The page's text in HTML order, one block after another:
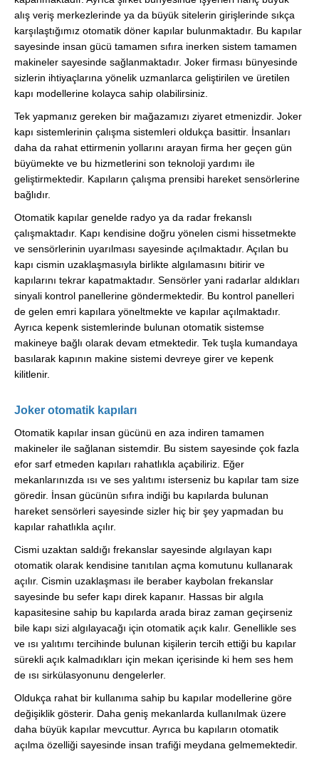
alış veriş merkezlerinde ya da büyük sitelerin girişlerinde sıkça
karşılaştığımız otomatik döner kapılar bulunmaktadır. Bu kapılar
sayesinde insan gücü tamamen sıfıra inerken sistem tamamen
makineler sayesinde sağlanmaktadır. Joker firması bünyesinde
sizlerin ihtiyaçlarına yönelik uzmanlarca geliştirilen ve üretilen
kapı modellerine kolayca sahip olabilirsiniz.
Tek yapmanız gereken bir mağazamızı ziyaret etmenizdir. Joker
kapı sistemlerinin çalışma sistemleri oldukça basittir. İnsanları
daha da rahat ettirmenin yollarını arayan firma her geçen gün
büyümekte ve bu hizmetlerini son teknoloji yardımı ile
geliştirmektedir. Kapıların çalışma prensibi hareket sensörlerine
bağlıdır.
Otomatik kapılar genelde radyo ya da radar frekanslı
çalışmaktadır. Kapı kendisine doğru yönelen cismi hissetmekte
ve sensörlerinin uyarılması sayesinde açılmaktadır. Açılan bu
kapı cismin uzaklaşmasıyla birlikte algılamasını bitirir ve
kapılarını tekrar kapatmaktadır. Sensörler yani radarlar aldıkları
sinyali kontrol panellerine göndermektedir. Bu kontrol panelleri
de gelen emri kapılara yöneltmekte ve kapılar açılmaktadır.
Ayrıca kepenk sistemlerinde bulunan otomatik sistemse
makineye bağlı olarak devam etmektedir. Tek tuşla kumandaya
basılarak kapının makine sistemi devreye girer ve kepenk
kilitlenir.
Joker otomatik kapıları
Otomatik kapılar insan gücünü en aza indiren tamamen
makineler ile sağlanan sistemdir. Bu sistem sayesinde çok fazla
efor sarf etmeden kapıları rahatlıkla açabiliriz. Eğer
mekanlarınızda ısı ve ses yalıtımı isterseniz bu kapılar tam size
göredir. İnsan gücünün sıfıra indiği bu kapılarda bulunan
hareket sensörleri sayesinde sizler hiç bir şey yapmadan bu
kapılar rahatlıkla açılır.
Cismi uzaktan saldığı frekanslar sayesinde algılayan kapı
otomatik olarak kendisine tanıtılan açma komutunu kullanarak
açılır. Cismin uzaklaşması ile beraber kaybolan frekanslar
sayesinde bu sefer kapı direk kapanır. Hassas bir algıla
kapasitesine sahip bu kapılarda arada biraz zaman geçirseniz
bile kapı sizi algılayacağı için otomatik açık kalır. Genellikle ses
ve ısı yalıtımı tercihinde bulunan kişilerin tercih ettiği bu kapılar
sürekli açık kalmadıkları için mekan içerisinde ki hem ses hem
de ısı sirkülasyonunu dengelerler.
Oldukça rahat bir kullanıma sahip bu kapılar modellerine göre
değişiklik gösterir. Daha geniş mekanlarda kullanılmak üzere
daha büyük kapılar mevcuttur. Ayrıca bu kapıların otomatik
açılma özelliği sayesinde insan trafiği meydana gelmemektedir.